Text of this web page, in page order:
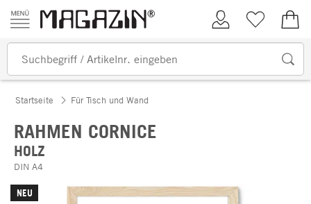
Zum Inhalt springen
Kundenkonto
Merkliste
Startseite Für Tisch und Wand
RAHMEN CORNICE
HOLZ
DIN A4
NEU